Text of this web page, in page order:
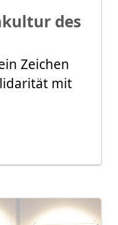
des
Zeichen
mit